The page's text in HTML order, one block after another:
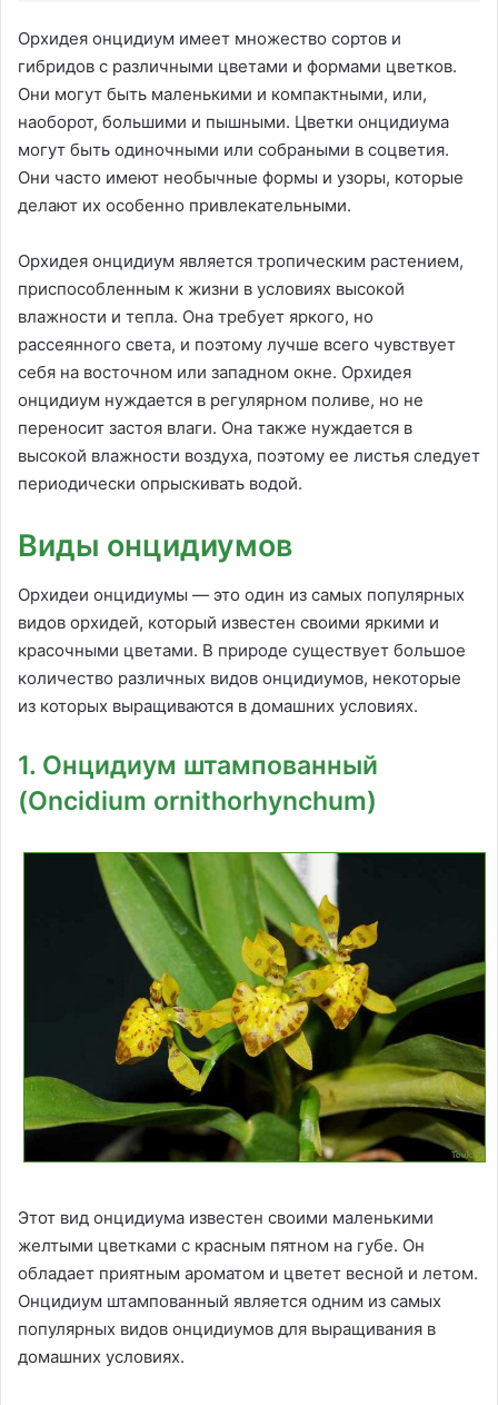
Орхидея онцидиум имеет множество сортов и
гибридов с различными цветами и формами цветков.
Они могут быть маленькими и компактными, или,
наоборот, большими и пышными. Цветки онцидиума
могут быть одиночными или собраными в соцветия.
Они часто имеют необычные формы и узоры, которые
делают их особенно привлекательными.
Орхидея онцидиум является тропическим растением,
приспособленным к жизни в условиях высокой
влажности и тепла. Она требует яркого, но
рассеянного света, и поэтому лучше всего чувствует
себя на восточном или западном окне. Орхидея
онцидиум нуждается в регулярном поливе, но не
переносит застоя влаги. Она также нуждается в
высокой влажности воздуха, поэтому ее листья следует
периодически опрыскивать водой.
Виды онцидиумов
Орхидеи онцидиумы — это один из самых популярных
видов орхидей, который известен своими яркими и
красочными цветами. В природе существует большое
количество различных видов онцидиумов, некоторые
из которых выращиваются в домашних условиях.
1. Онцидиум штампованный
(Oncidium ornithorhynchum)
Этот вид онцидиума известен своими маленькими
желтыми цветками с красным пятном на губе. Он
обладает приятным ароматом и цветет весной и летом.
Онцидиум штампованный является одним из самых
популярных видов онцидиумов для выращивания в
домашних условиях.